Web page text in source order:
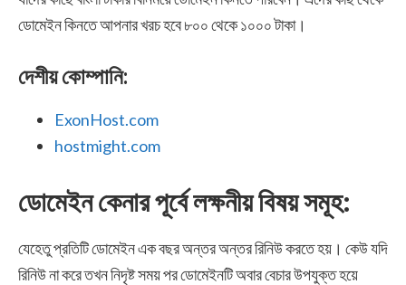
ডোমেইন কিনতে আপনার খরচ হবে ৮০০ থেকে ১০০০ টাকা।
দেশীয় কোম্পানি:
ExonHost.com
hostmight.com
ডোমেইন কেনার পূর্বে লক্ষনীয় বিষয় সমূহ:
যেহেতু প্রতিটি ডোমেইন এক বছর অন্তর অন্তর রিনিউ করতে হয়। কেউ যদি
রিনিউ না করে তখন নিদৃষ্ট সময় পর ডোমেইনটি অবার বেচার উপযুক্ত হয়ে